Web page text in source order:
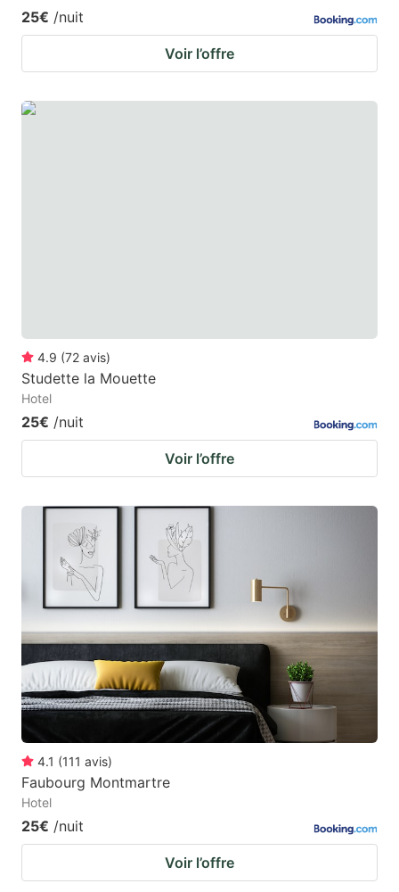
25€ /nuit
Voir l’offre
4.9 (72 avis)
Studette la Mouette
Hotel
25€ /nuit
Voir l’offre
4.1 (111 avis)
Faubourg Montmartre
Hotel
25€ /nuit
Voir l’offre